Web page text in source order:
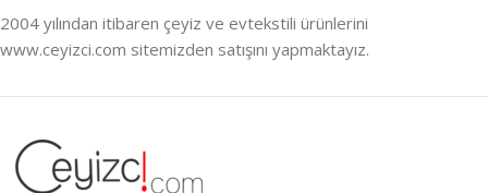
2004 yılından itibaren çeyiz ve evtekstili ürünlerini
www.ceyizci.com sitemizden satışını yapmaktayız.